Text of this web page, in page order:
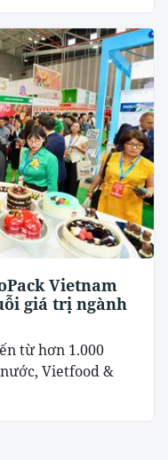
Vietnam
giá trị ngành
từ hơn 1.000
Vietfood &